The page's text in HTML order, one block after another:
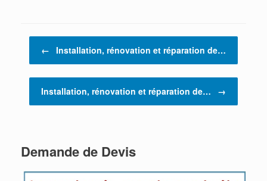
← Installation, rénovation et réparation de…
Installation, rénovation et réparation de… →
Demande de Devis